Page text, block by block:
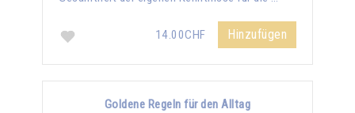
14.00CHF Hinzufügen
Goldene Regeln für den Alltag